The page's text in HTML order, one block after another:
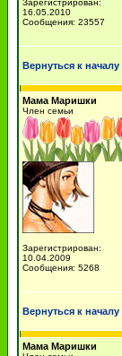
Зарегистрирован:
16.05.2010
Сообщения: 23557
Вернуться к началу
Мама Маришки
Член семьи
Зарегистрирован:
10.04.2009
Сообщения: 5268
Вернуться к началу
Мама Маришки